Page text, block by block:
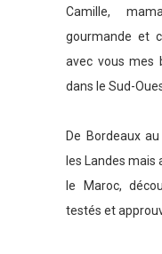
Camille,
gourmande et
avec vous mes
dans le Sud-
De Bordeaux
les Landes mais
le Maroc,
testés et